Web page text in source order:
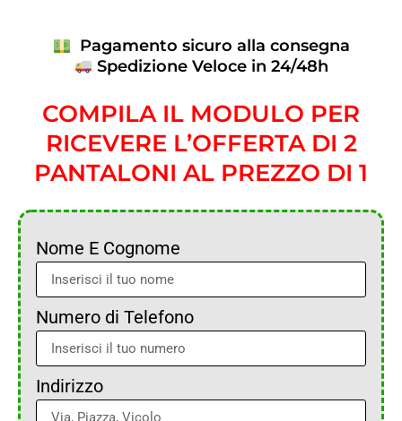
Pagamento sicuro alla consegna
Spedizione Veloce in 24/48h
COMPILA IL MODULO PER
RICEVERE L’OFFERTA DI 2
PANTALONI AL PREZZO DI 1
Nome E Cognome
Numero di Telefono
Indirizzo